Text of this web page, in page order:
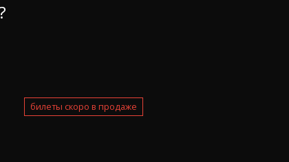
билеты скоро в продаже